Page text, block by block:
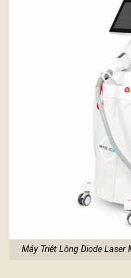
Máy Triệt Lông Diode Laser